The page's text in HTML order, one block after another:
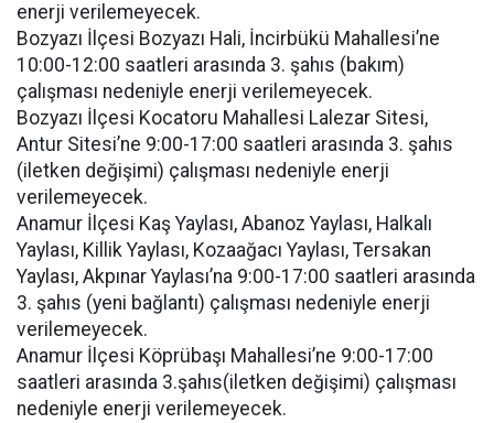
enerji verilemeyecek.
Bozyazı İlçesi Bozyazı Hali, İncirbükü Mahallesi’ne
10:00-12:00 saatleri arasında 3. şahıs (bakım)
çalışması nedeniyle enerji verilemeyecek.
Bozyazı İlçesi Kocatoru Mahallesi Lalezar Sitesi,
Antur Sitesi’ne 9:00-17:00 saatleri arasında 3. şahıs
(iletken değişimi) çalışması nedeniyle enerji
verilemeyecek.
Anamur İlçesi Kaş Yaylası, Abanoz Yaylası, Halkalı
Yaylası, Killik Yaylası, Kozaağacı Yaylası, Tersakan
Yaylası, Akpınar Yaylası’na 9:00-17:00 saatleri arasında
3. şahıs (yeni bağlantı) çalışması nedeniyle enerji
verilemeyecek.
Anamur İlçesi Köprübaşı Mahallesi’ne 9:00-17:00
saatleri arasında 3.şahıs(iletken değişimi) çalışması
nedeniyle enerji verilemeyecek.